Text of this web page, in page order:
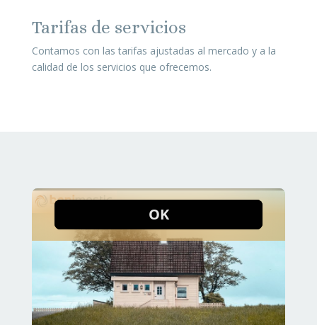
Tarifas de servicios
Contamos con las tarifas ajustadas al mercado y a la
calidad de los servicios que ofrecemos.